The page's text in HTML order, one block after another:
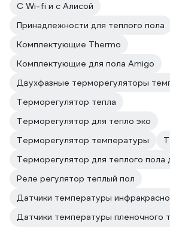
С Wi-fi и c Алисой
Принадлежности для теплого пола
Комплектующие Thermo
Комплектующие для пола Amigo
Терморегулятор тепла
Терморегулятор для тепло эко
Терморегулятор температуры
Терморегулятор для теплого пола
Реле регулятор теплый пол
Датчики температуры
Датчики температуры пленочного